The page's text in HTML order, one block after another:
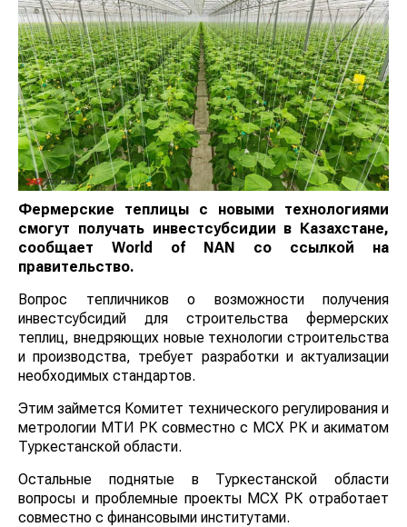
Фермерские теплицы с новыми технологиями
смогут получать инвестсубсидии в Казахстане,
сообщает World of NAN
со ссылкой на
правительство.
Вопрос тепличников о возможности получения
инвестсубсидий для строительства фермерских
теплиц, внедряющих новые технологии строительства
и производства, требует разработки и актуализации
необходимых стандартов.
Этим займется Комитет технического регулирования и
метрологии МТИ РК совместно с МСХ РК и акиматом
Туркестанской области.
Остальные поднятые в Туркестанской области
вопросы и проблемные проекты МСХ РК отработает
совместно с финансовыми институтами.